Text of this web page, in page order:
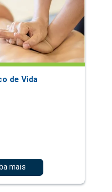
de Vida
mais